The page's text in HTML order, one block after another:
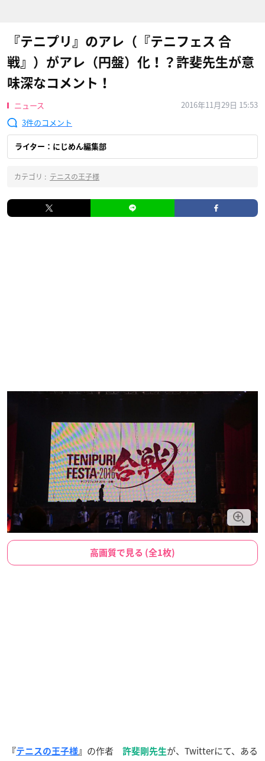
『テニプリ』のアレ（『テニフェス 合
戦』）がアレ（円盤）化！？許斐先生が意
味深なコメント！
ニュース
2016年11月29日 15:53
3
ライター：にじめん編集部
カテゴリ : テニスの王子様
高画質で見る (全1枚)
『テニスの王子様 』 の作者 許斐剛先生が、Twitterにて、ある